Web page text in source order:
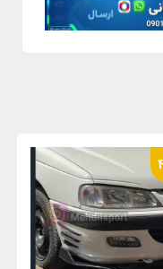
47٪